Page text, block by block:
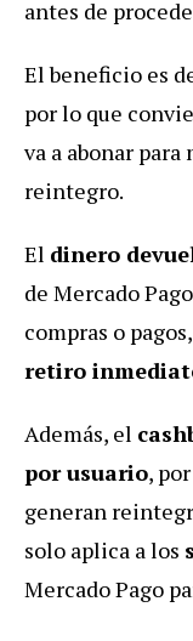
antes de
El beneficio es
por lo que
va a abonar
reintegro.
El dinero
de Mercado
compras o
retiro
Además, el
por usuario,
generan
solo aplica a los
Mercado Pago